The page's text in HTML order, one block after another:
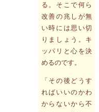
る。そこで何ら
改善の兆しが無
い時には思い切
りましょう。キ
ッパリと心を決
めるのです。
「その後どうす
ればいいのかわ
からないから不